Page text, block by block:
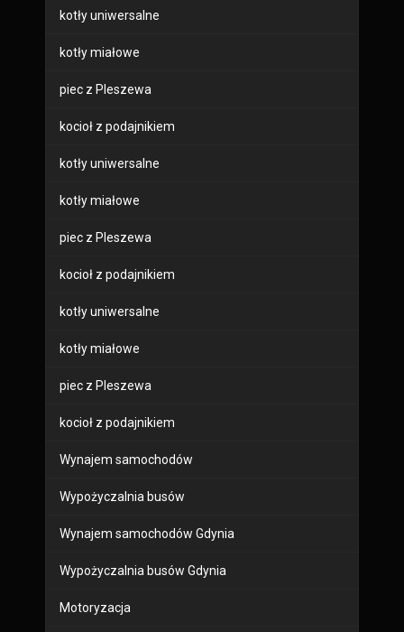
kotły uniwersalne
kotły miałowe
piec z Pleszewa
kocioł z podajnikiem
kotły uniwersalne
kotły miałowe
piec z Pleszewa
kocioł z podajnikiem
kotły uniwersalne
kotły miałowe
piec z Pleszewa
kocioł z podajnikiem
Wynajem samochodów
Wypożyczalnia busów
Wynajem samochodów Gdynia
Wypożyczalnia busów Gdynia
Motoryzacja